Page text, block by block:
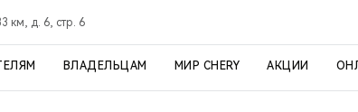
км, д. 6, стр. 6
ВЛАДЕЛЬЦАМ МИР CHERY АКЦИИ